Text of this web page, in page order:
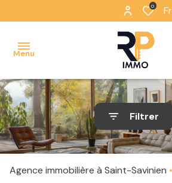
0 Fr
Menu
ACCUEIL
VENTES
ESTIMATION
Filtrer
Agence immobilière à Saint-Savinien